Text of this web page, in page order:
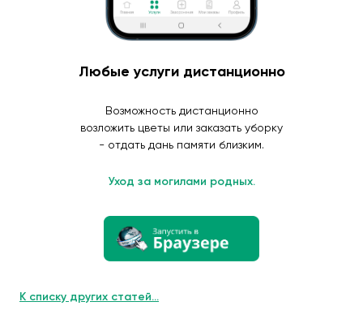
Любые услуги дистанционно
Возможность дистанционно
возложить цветы или заказать уборку
- отдать дань памяти близким.
Уход за могилами родных.
К списку других статей...